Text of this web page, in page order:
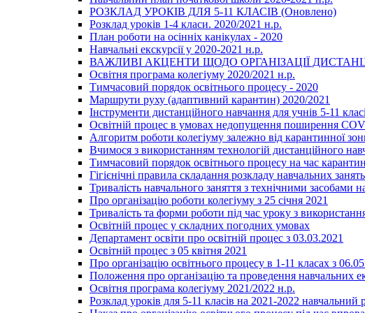
РОЗКЛАД УРОКІВ ДЛЯ 5-11 КЛАСІВ (Оновлено)
Розклад уроків 1-4 класи. 2020/2021 н.р.
План роботи на осінніх канікулах - 2020
Навчальні екскурсії у 2020-2021 н.р.
ВАЖЛИВІ АКЦЕНТИ ЩОДО ОРГАНІЗАЦІЇ
Освітня програма колегіуму 2020/2021 н.р.
Тимчасовий порядок освітнього процесу - 2020
Маршрути руху (адаптивний карантин) 2020/2021
Інструменти дистанційного навчання для учнів 5-11
Освітній процес в умовах недопущення поширення
Алгоритм роботи колегіуму залежно від карантинної
Вчимося з використанням технологій дистанційного
Тимчасовий порядок освітнього процесу на час
Гігієнічні правила складання розкладу навчальних занять
Тривалість навчального заняття з технічними засобами
Про організацію роботи колегіуму з 25 січня 2021
Тривалість та форми роботи під час уроку з
Освітній процес у складних погодних умовах
Департамент освіти про освітній процес з 03.03.2021
Освітній процес з 05 квітня 2021
Про організацію освітнього процесу в 1-11 класах з
Положення про організацію та проведення навчальних
Освітня програма колегіуму 2021/2022 н.р.
Розклад уроків для 5-11 класів на 2021-2022 навчальний